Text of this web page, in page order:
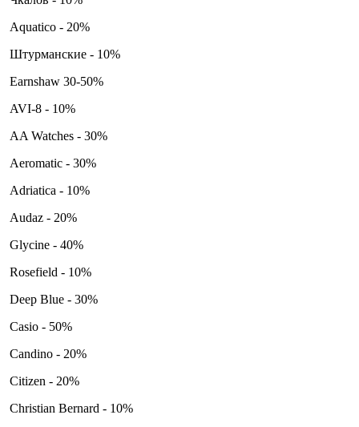
Aquatico - 20%
Штурманские - 10%
Earnshaw 30-50%
AVI-8 - 10%
AA Watches - 30%
Aeromatic - 30%
Adriatica - 10%
Audaz - 20%
Glycine - 40%
Rosefield - 10%
Deep Blue - 30%
Casio - 50%
Candino - 20%
Citizen - 20%
Christian Bernard - 10%